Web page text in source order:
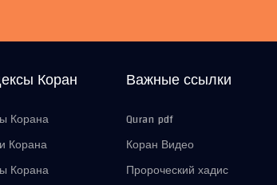
Коран
Корана
Корана
Корана
Важные ссылки
Quran pdf
Коран Видео
Пророческий хадис